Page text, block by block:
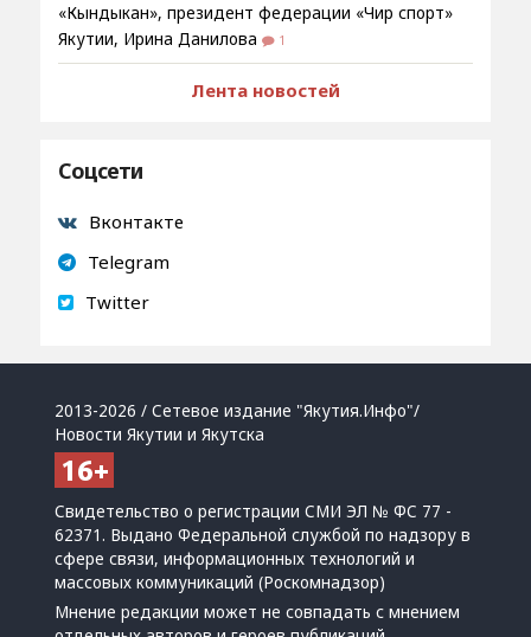
«Кындыкан», президент федерации «Чир спорт»
Якутии, Ирина Данилова
1
Лента новостей
Соцсети
Вконтакте
Telegram
Twitter
2013-2026 / Сетевое издание "Якутия.Инфо"/
Новости Якутии и Якутска
Свидетельство о регистрации СМИ ЭЛ № ФС 77 -
62371. Выдано Федеральной службой по надзору в
сфере связи, информационных технологий и
массовых коммуникаций (Роскомнадзор)
Мнение редакции может не совпадать с мнением